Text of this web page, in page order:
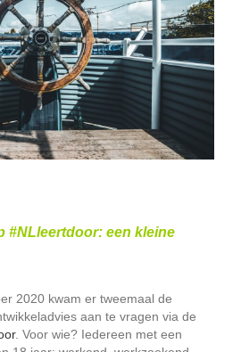
#NLleertdoor: een kleine
2020 kwam er tweemaal de
aan te vragen via de
. Voor wie? Iedereen met een